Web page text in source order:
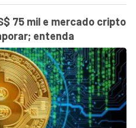
75 mil e mercado cripto
entenda